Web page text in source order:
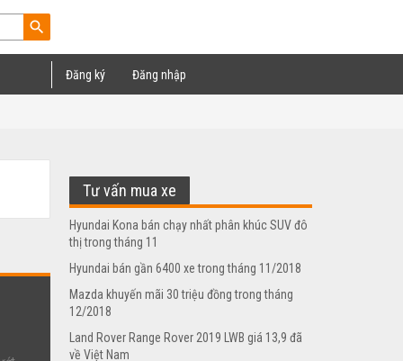
search
Đăng ký Đăng nhập
Tư vấn mua xe
Hyundai Kona bán chạy nhất phân khúc SUV đô
thị trong tháng 11
Hyundai bán gần 6400 xe trong tháng 11/2018
Mazda khuyến mãi 30 triệu đồng trong tháng
12/2018
Land Rover Range Rover 2019 LWB giá 13,9 đã
về Việt Nam